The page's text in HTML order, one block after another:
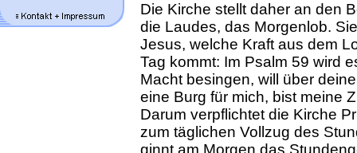
Die Kirche stellt daher an den
die Laudes, das Morgenlob.
Jesus, welche Kraft aus dem
Tag kommt: Im Psalm 59 wird
Macht be­singen, will über
eine Burg für mich, bist meine
Dar­um ver­pflich­tet die Kir­che
zum täg­li­chen Voll­zug des
ginnt am Mor­gen das